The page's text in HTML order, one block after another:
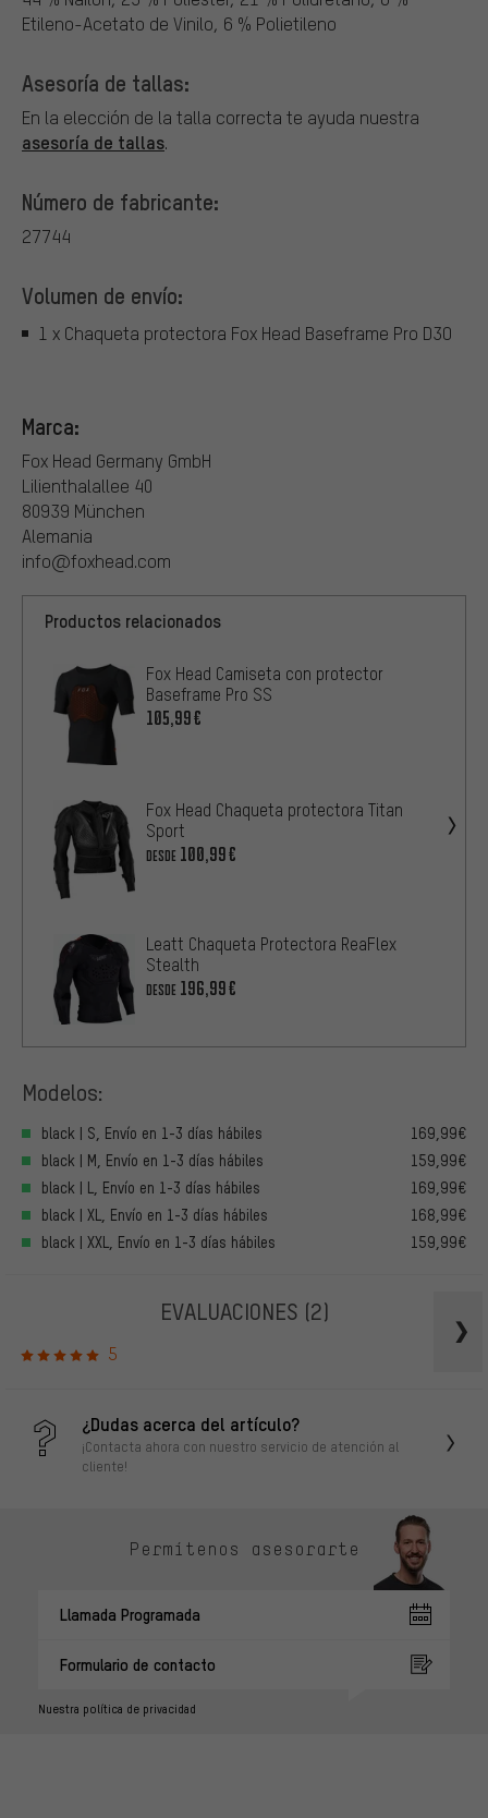
Etileno-Acetato de Vinilo, 6 % Polietileno
Asesoría de tallas:
En la elección de la talla correcta te ayuda nuestra
asesoría de tallas.
Número de fabricante:
27744
Volumen de envío:
1 x Chaqueta protectora Fox Head Baseframe Pro D3O
Marca:
Fox Head Germany GmbH
Lilienthalallee 40
80939 München
Alemania
info@foxhead.com
Productos relacionados
Fox Head Camiseta con protector
Baseframe Pro SS
105,99€
Fox Head Chaqueta protectora Titan
Sport
DESDE 100,99€
Leatt Chaqueta Protectora ReaFlex
Stealth
DESDE 196,99€
Modelos:
black | S, Envío en 1-3 días hábiles
169,99€
black | M, Envío en 1-3 días hábiles
159,99€
black | L, Envío en 1-3 días hábiles
169,99€
black | XL, Envío en 1-3 días hábiles
168,99€
black | XXL, Envío en 1-3 días hábiles
159,99€
EVALUACIONES (2)
5
¿Dudas acerca del artículo?
¡Contacta ahora con nuestro servicio de atención al
cliente!
Permítenos asesorarte
Llamada Programada
Formulario de contacto
Nuestra política de privacidad